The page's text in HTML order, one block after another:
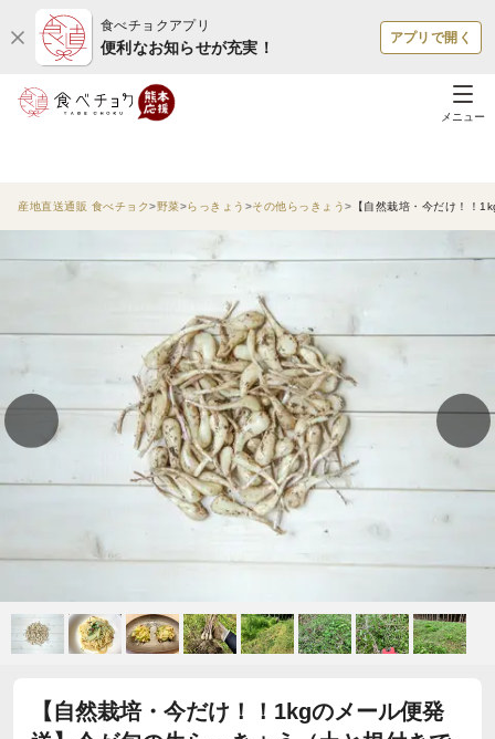
食べチョクアプリ
便利なお知らせが充実！
アプリで開く
メニュー
産地直送通販 食べチョク 野菜 らっきょう その他らっきょう 【自然栽培・今だけ！！
【自然栽培・今だけ！！1kgのメール便発